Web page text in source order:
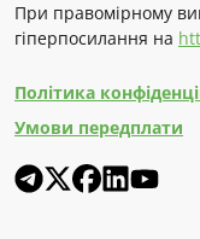
При правомірному
гіперпосилання на
Політика
Умови передплати